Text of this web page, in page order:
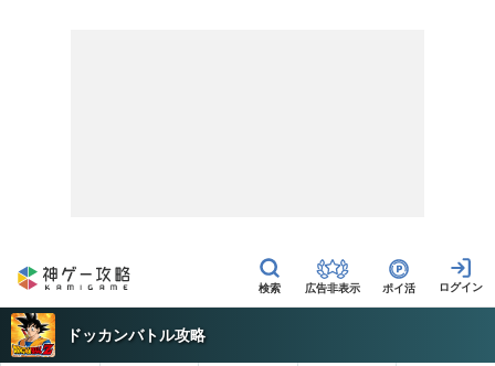
広告非表示 ポイ活
ドッカンバトル攻略